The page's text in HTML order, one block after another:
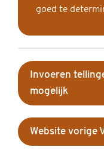
goed te
Invoeren
mogelijk
Website vorige